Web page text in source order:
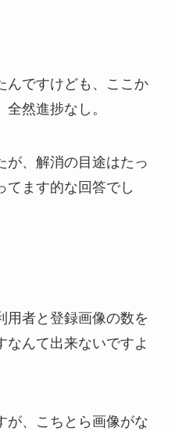
んですけども、ここか
然進捗なし。
が、解消の目途はたっ
てます的な回答でし
用者と登録画像の数を
なんて出来ないですよ
が、こちとら画像がな